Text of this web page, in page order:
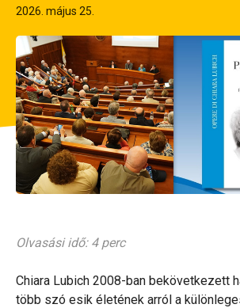
2026. május 25.
Olvasási idő: 4 perc
Chiara Lubich 2008-ban bekövetkezett
több szó esik életének arról a